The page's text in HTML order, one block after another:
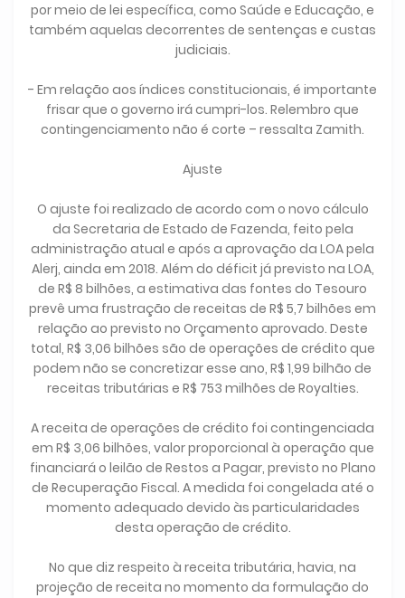
por meio de lei específica, como Saúde e Educação, e
também aquelas decorrentes de sentenças e custas
judiciais.
- Em relação aos índices constitucionais, é importante
frisar que o governo irá cumpri-los. Relembro que
contingenciamento não é corte – ressalta Zamith.
Ajuste
O ajuste foi realizado de acordo com o novo cálculo
da Secretaria de Estado de Fazenda, feito pela
administração atual e após a aprovação da LOA pela
Alerj, ainda em 2018. Além do déficit já previsto na LOA,
de R$ 8 bilhões, a estimativa das fontes do Tesouro
prevê uma frustração de receitas de R$ 5,7 bilhões em
relação ao previsto no Orçamento aprovado. Deste
total, R$ 3,06 bilhões são de operações de crédito que
podem não se concretizar esse ano, R$ 1,99 bilhão de
receitas tributárias e R$ 753 milhões de Royalties.
A receita de operações de crédito foi contingenciada
em R$ 3,06 bilhões, valor proporcional à operação que
financiará o leilão de Restos a Pagar, previsto no Plano
de Recuperação Fiscal. A medida foi congelada até o
momento adequado devido às particularidades
desta operação de crédito.
No que diz respeito à receita tributária, havia, na
projeção de receita no momento da formulação do